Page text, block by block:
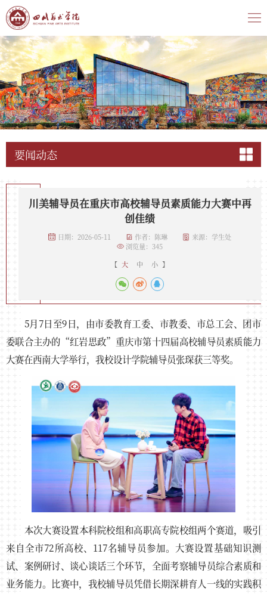
要闻动态
川美辅导员在重庆市高校辅导员素质能力大赛中再
创佳绩
日期：2026-05-11 作者：陈琳
来源：学生处
浏览量：345
【 大 中 小 】
5月7日至9日，由市委教育工委、市教委、市总工会、团市
委联合主办的“红岩思政”重庆市第十四届高校辅导员素质能力
大赛在西南大学举行，我校设计学院辅导员张琛获三等奖。
本次大赛设置本科院校组和高职高专院校组两个赛道，吸引
来自全市72所高校、117名辅导员参加。大赛设置基础知识测
试、案例研讨、谈心谈话三个环节，全面考察辅导员综合素质和
业务能力。比赛中，我校辅导员凭借长期深耕育人一线的实践积